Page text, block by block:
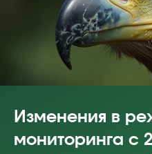
Изменения в
мониторинга с